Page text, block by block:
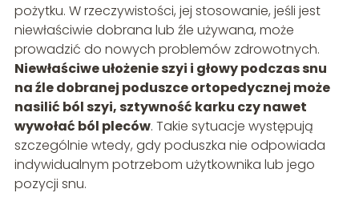
pożytku. W rzeczywistości, jej stosowanie, jeśli jest
niewłaściwie dobrana lub źle używana, może
prowadzić do nowych problemów zdrowotnych.
Niewłaściwe ułożenie szyi i głowy podczas snu
na źle dobranej poduszce ortopedycznej może
nasilić ból szyi, sztywność karku czy nawet
wywołać ból pleców. Takie sytuacje występują
szczególnie wtedy, gdy poduszka nie odpowiada
indywidualnym potrzebom użytkownika lub jego
pozycji snu.